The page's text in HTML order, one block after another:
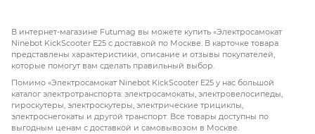
В интернет-магазине Futumag вы можете купить «Электросамокат
Ninebot KickScooter E25 с доставкой по Москве. В карточке товара
представлены характеристики, описание и отзывы покупателей,
которые помогут вам сделать правильный выбор.
Помимо «Электросамокат Ninebot KickScooter E25 у нас большой
каталог электротранспорта: электросамокаты, электровелосипеды,
гироскутеры, электроскутеры, электрические трициклы,
электроснегокаты и другой транспорт. Все товары доступны по
выгодным ценам с доставкой и самовывозом в Москве.